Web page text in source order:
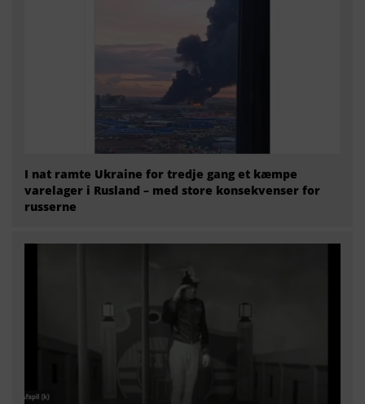
I nat ramte Ukraine for tredje gang et kæmpe
varelager i Rusland – med store konsekvenser for
russerne